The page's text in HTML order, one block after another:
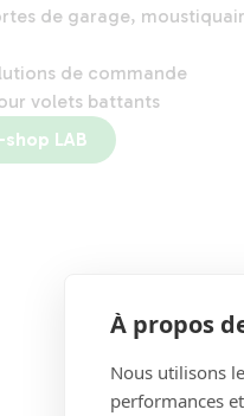
de garage,
de commande
volets battants
LAB
À propos
Nous utilisons
performances